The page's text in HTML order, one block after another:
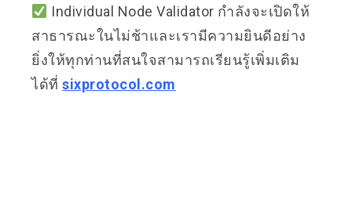
Individual Node Validator กำลังจะเปิดให้
สาธารณะในไม่ช้าและเรามีความยินดีอย่าง
ยิ่งให้ทุกท่านที่สนใจสามารถเรียนรู้เพิ่มเติม
ได้ที่ sixprotocol.com